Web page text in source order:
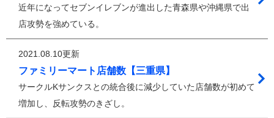
近年になってセブンイレブンが進出した青森県や沖縄県で出
店攻勢を強めている。
2021.08.10更新
ファミリーマート店舗数【三重県】
サークルKサンクスとの統合後に減少していた店舗数が初めて
増加し、反転攻勢のきざし。